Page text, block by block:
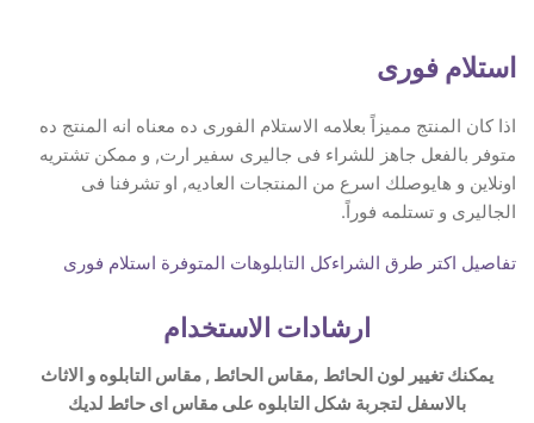
استلام فورى
اذا كان المنتج مميزاً بعلامه الاستلام الفورى ده معناه انه المنتج ده
متوفر بالفعل جاهز للشراء فى جاليرى سفير ارت, و ممكن تشتريه
اونلاين و هايوصلك اسرع من المنتجات العاديه, او تشرفنا فى
الجاليرى و تستلمه فوراً.
تفاصيل اكتر طرق الشراءكل التابلوهات المتوفرة استلام فورى
ارشادات الاستخدام
يمكنك تغيير لون الحائط ,مقاس الحائط , مقاس التابلوه و الاثاث
بالاسفل لتجربة شكل التابلوه على مقاس اى حائط لديك